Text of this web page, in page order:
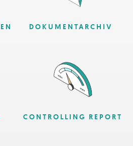
DOKUMENTARCHIV
CONTROLLING REPORT